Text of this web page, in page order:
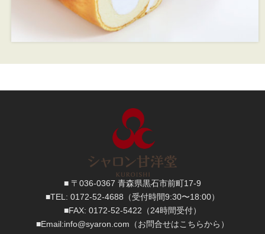
■ 〒036-0367 青森県黒石市前町17-9
■TEL: 0172-52-4688 （受付時間9:30〜18:00）
■FAX: 0172-52-5422 （24時間受付）
■Email:info@syaron.com （お問合せはこちらから）